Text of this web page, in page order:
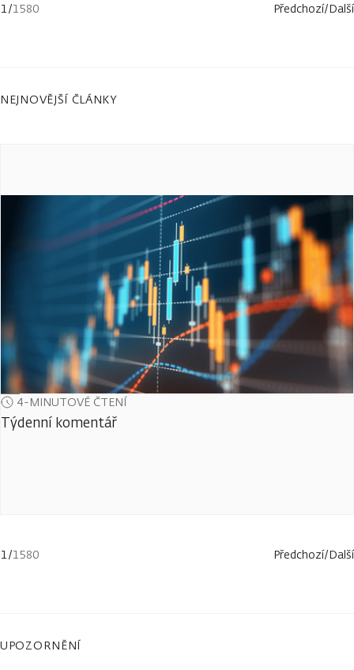
1/1580 Předchozí/Další
NEJNOVĚJŠÍ ČLÁNKY
4-MINUTOVÉ ČTENÍ
Týdenní komentář
1/1580 Předchozí/Další
UPOZORNĚNÍ